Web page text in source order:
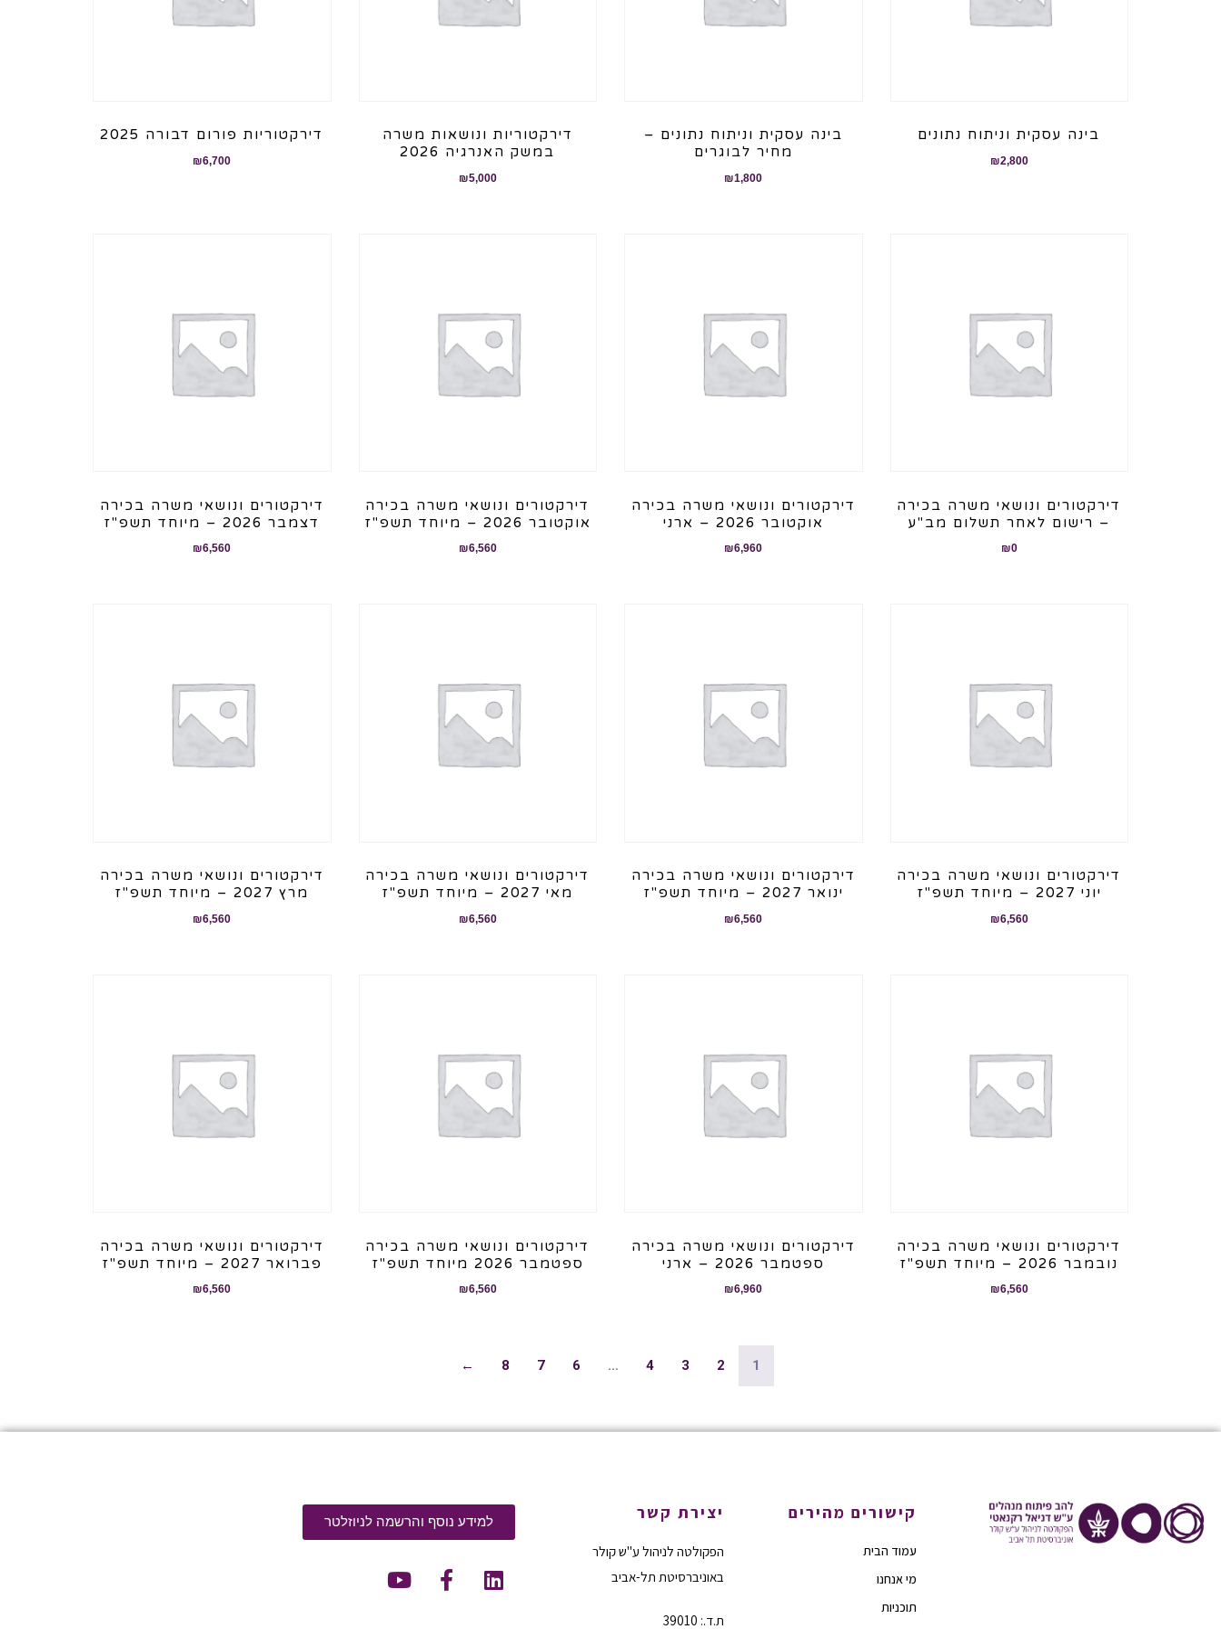
בינה עסקית וניתוח נתונים
₪2,800
בינה עסקית וניתוח נתונים –
מחיר לבוגרים
₪1,800
דירקטוריות ונושאות משרה
במשק האנרגיה 2026
₪5,000
דירקטוריות פורום דבורה 2025
₪6,700
דירקטורים ונושאי משרה בכירה
– רישום לאחר תשלום מב"ע
₪0
דירקטורים ונושאי משרה בכירה
אוקטובר 2026 – ארני
₪6,960
דירקטורים ונושאי משרה בכירה
אוקטובר 2026 – מיוחד תשפ"ז
₪6,560
דירקטורים ונושאי משרה בכירה
דצמבר 2026 – מיוחד תשפ"ז
₪6,560
דירקטורים ונושאי משרה בכירה
יוני 2027 – מיוחד תשפ"ז
₪6,560
דירקטורים ונושאי משרה בכירה
ינואר 2027 – מיוחד תשפ"ז
₪6,560
דירקטורים ונושאי משרה בכירה
מאי 2027 – מיוחד תשפ"ז
₪6,560
דירקטורים ונושאי משרה בכירה
מרץ 2027 – מיוחד תשפ"ז
₪6,560
דירקטורים ונושאי משרה בכירה
נובמבר 2026 – מיוחד תשפ"ז
₪6,560
דירקטורים ונושאי משרה בכירה
ספטמבר 2026 – ארני
₪6,960
דירקטורים ונושאי משרה בכירה
ספטמבר 2026 מיוחד תשפ"ז
₪6,560
דירקטורים ונושאי משרה בכירה
פברואר 2027 – מיוחד תשפ"ז
₪6,560
1
2
3
4
…
6
7
8
←
קישורים מהירים
עמוד הבית
מי אנחנו
תוכניות
יצירת קשר
הפקולטה לניהול ע"ש קולר
באוניברסיטת תל-אביב
ת.ד.: 39010
למידע נוסף והרשמה לניוזלטר